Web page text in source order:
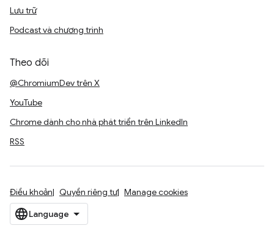
Lưu trữ
Podcast và chương trình
Theo dõi
@ChromiumDev trên X
YouTube
Chrome dành cho nhà phát triển trên LinkedIn
RSS
Điều khoản Quyền riêng tư Manage cookies